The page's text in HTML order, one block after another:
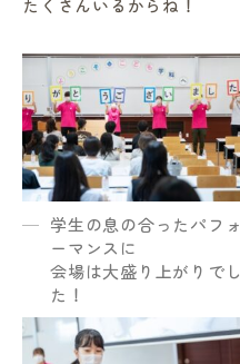
たくさんいるからね！
学生の息の合ったパフォ
ーマンスに
会場は大盛り上がりでし
た！